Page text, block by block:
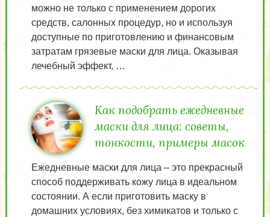
можно не только с применением дорогих
средств, салонных процедур, но и используя
доступные по приготовлению и финансовым
затратам грязевые маски для лица. Оказывая
лечебный эффект, …
Как подобрать ежедневные
маски для лица: советы,
тонкости, примеры масок
Ежедневные маски для лица – это прекрасный
способ поддерживать кожу лица в идеальном
состоянии. А если приготовить маску в
домашних условиях, без химикатов и только с